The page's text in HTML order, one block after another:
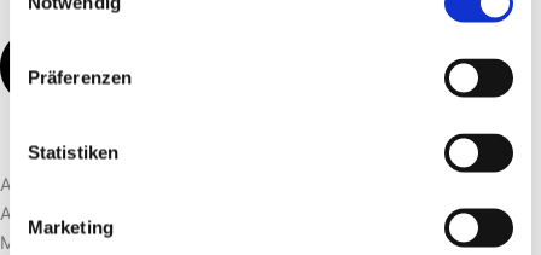
Präferenzen
Statistiken
Marketing
Abtransport & Entsorgung
Alles wird schnell, sauber und umweltgerecht entsorgt – von
Möbeln bis zu sperrigen Gegenständen oder Elektroschrott.